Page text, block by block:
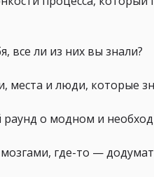
все ли из них вы знали?
места и люди, которые
о модном и
где-то —